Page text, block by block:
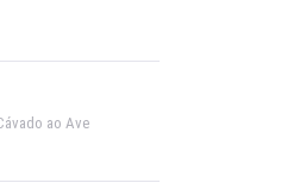
ao Ave